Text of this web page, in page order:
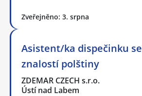
Zveřejněno: 3. srpna
Asistent/ka dispečinku se
znalostí polštiny
ZDEMAR CZECH s.r.o.
Ústí nad Labem